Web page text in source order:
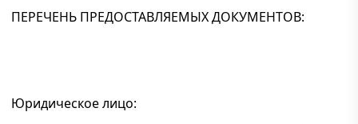
ПЕРЕЧЕНЬ ПРЕДОСТАВЛЯЕМЫХ ДОКУМЕНТОВ:
Юридическое лицо: